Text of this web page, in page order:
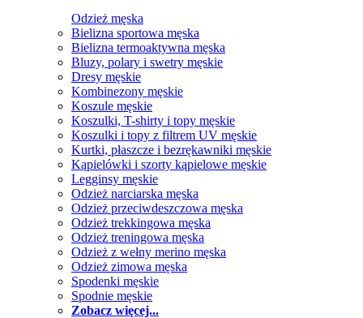
Odzież męska
Bielizna sportowa męska
Bielizna termoaktywna męska
Bluzy, polary i swetry męskie
Dresy męskie
Kombinezony męskie
Koszule męskie
Koszulki, T-shirty i topy męskie
Koszulki i topy z filtrem UV męskie
Kurtki, płaszcze i bezrękawniki męskie
Kąpielówki i szorty kąpielowe męskie
Legginsy męskie
Odzież narciarska męska
Odzież przeciwdeszczowa męska
Odzież trekkingowa męska
Odzież treningowa męska
Odzież z wełny merino męska
Odzież zimowa męska
Spodenki męskie
Spodnie męskie
Zobacz więcej...